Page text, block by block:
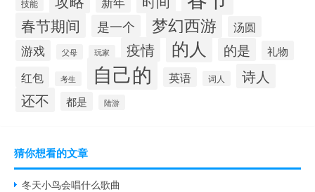
技能
春节期间 是一个 梦幻西游
汤圆
游戏
父母 玩家 疫情 的人 的是 礼物
红包 考生 自己的 英语 词人
诗人
还不
都是 陆游
猜你想看的文章
冬天小鸟会唱什么歌曲